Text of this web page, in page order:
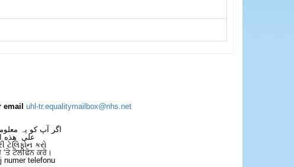
uhl-tr.equalitymailbox@nhs.net
اگر آپ کو یہ
على هذه
ટેલિફોન કરો
‘ਤੇ ਟੈਲੀਫੋਨ ਕਰੋ।
numer telefonu